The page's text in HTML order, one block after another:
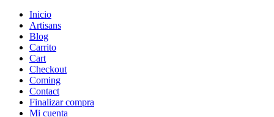
Inicio
Artisans
Blog
Carrito
Cart
Checkout
Coming
Contact
Finalizar compra
Mi cuenta